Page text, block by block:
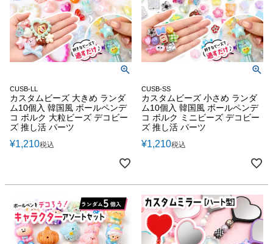
CUSB-LL
カスタムビーズ 大きめ ランダ
ム10個入 韓国風 ボールペンデ
コ ボルク 大粒ビーズ デコビー
ズ 推し活 パーツ
¥1,210税込
CUSB-SS
カスタムビーズ 小さめ ランダ
ム10個入 韓国風 ボールペンデ
コ ボルク ミニビーズ デコビー
ズ 推し活 パーツ
¥1,210税込